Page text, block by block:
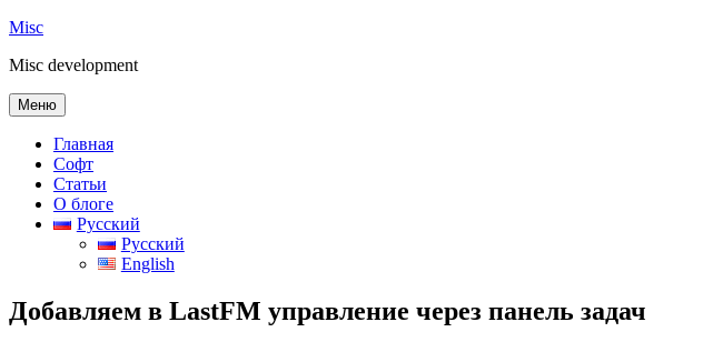
Перейти
содержимому
Misc
Misc development
Меню
Главная
Софт
Статьи
О блоге
Русский
Русский
English
Добавляем в LastFM управление через панель задач